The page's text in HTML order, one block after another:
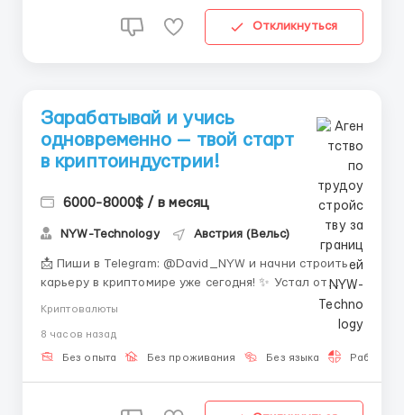
Откликнуться
Зарабатывай и учись
одновременно — твой старт
в криптоиндустрии!
6000-8000$ / в месяц
NYW-Technology Австрия (Вельс)
📩 Пиши в Telegram: @David_NYW и начни строить
карьеру в криптомире уже сегодня! ✨ Устал от
однообразной работы и хочешь попробовать что-то
обучение и практика идут рука об руку, а доход
зависит от твоих действий. Всего 1–2 часа в день —
Криптовалюты
8 часов назад
Без опыта Без проживания Без языка Работа